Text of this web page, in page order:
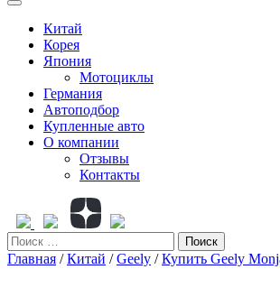
Кнопка
ОткрытьКитай
Корея
Япония
Мотоциклы
Германия
Автоподбор
Купленные авто
О компании
Отзывы
Контакты
Закрыть
Поиск
Главная /Китай /Geely /Купить Geely